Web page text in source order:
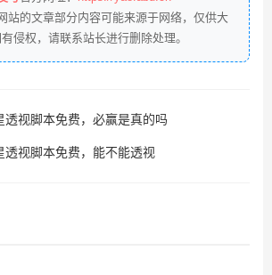
站的文章部分内容可能来源于网络，仅供大
侵权，请联系站长进行删除处理。
透视脚本免费，必赢是真的吗
透视脚本免费，能不能透视